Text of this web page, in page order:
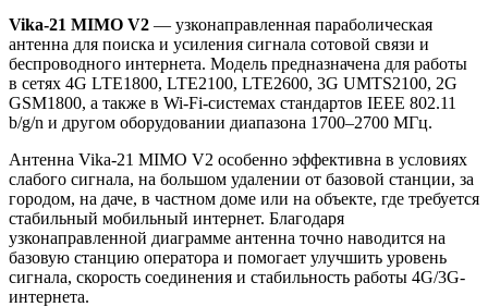
Vika-21 MIMO V2 — узконаправленная параболическая
антенна для поиска и усиления сигнала сотовой связи и
беспроводного интернета. Модель предназначена для работы
в сетях 4G LTE1800, LTE2100, LTE2600, 3G UMTS2100, 2G
GSM1800, а также в Wi-Fi-системах стандартов IEEE 802.11
b/g/n и другом оборудовании диапазона 1700–2700 МГц.
Антенна Vika-21 MIMO V2 особенно эффективна в условиях
слабого сигнала, на большом удалении от базовой станции, за
городом, на даче, в частном доме или на объекте, где требуется
стабильный мобильный интернет. Благодаря
узконаправленной диаграмме антенна точно наводится на
базовую станцию оператора и помогает улучшить уровень
сигнала, скорость соединения и стабильность работы 4G/3G-
интернета.